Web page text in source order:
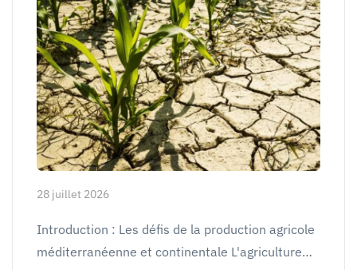
28 juillet 2026
Introduction : Les défis de la production agricole
méditerranéenne et continentale L'agriculture…